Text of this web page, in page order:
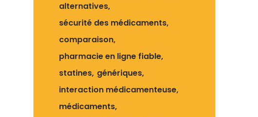
alternatives
sécurité des médicaments
comparaison
pharmacie en ligne fiable
statines génériques
interaction médicamenteuse
médicaments